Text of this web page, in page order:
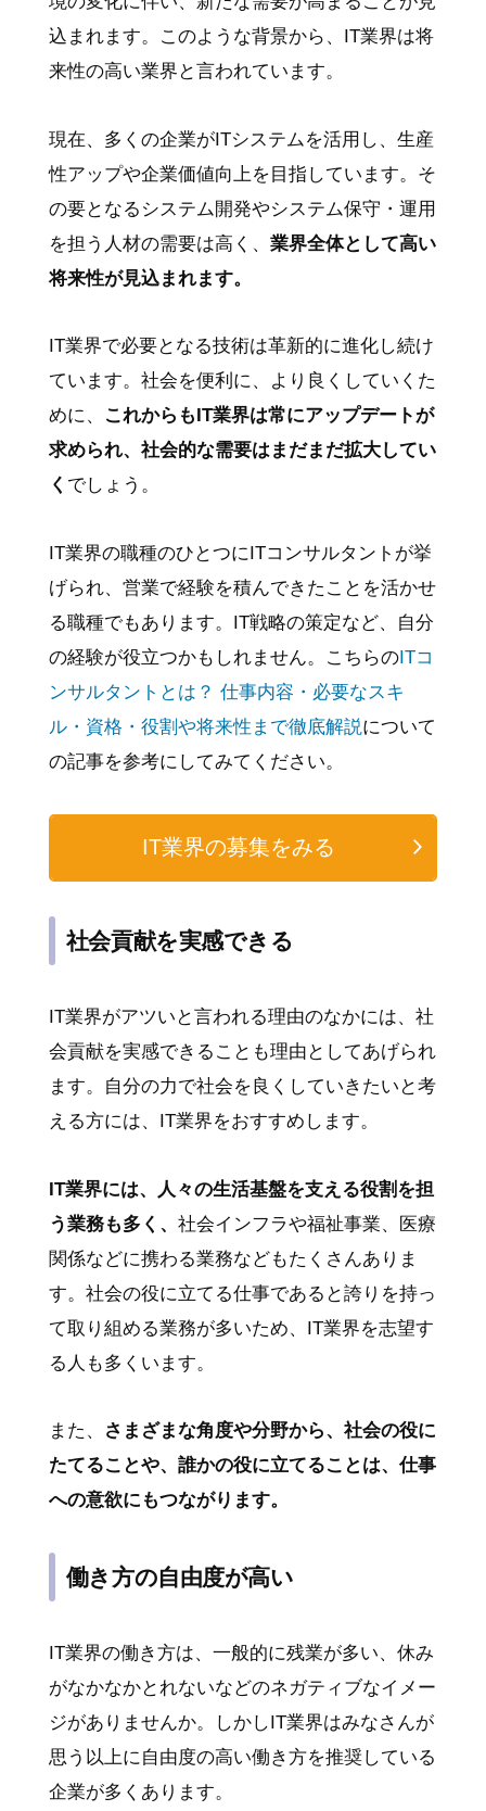
込まれます。このような背景から、IT業界は将
来性の高い業界と言われています。
現在、多くの企業がITシステムを活用し、生産
性アップや企業価値向上を目指しています。そ
の要となるシステム開発やシステム保守・運用
を担う人材の需要は高く、 業界全体として高い
将来性が見込まれます。
IT業界で必要となる技術は革新的に進化し続け
ています。社会を便利に、より良くしていくた
めに、
これからもIT業界は常にアップデートが
求められ、社会的な需要はまだまだ拡大してい
く でしょう。
IT業界の職種のひとつにITコンサルタントが挙
げられ、営業で経験を積んできたことを活かせ
る職種でもあります。IT戦略の策定など、自分
の経験が役立つかもしれません。こちらのITコ
ンサルタントとは？ 仕事内容・必要なスキ
ル・資格・役割や将来性まで徹底解説について
の記事を参考にしてみてください。
IT業界の募集をみる
社会貢献を実感できる
IT業界がアツいと言われる理由のなかには、社
会貢献を実感できることも理由としてあげられ
ます。自分の力で社会を良くしていきたいと考
える方には、IT業界をおすすめします。
IT業界には、人々の生活基盤を支える役割を担
う業務も多く、 社会インフラや福祉事業、医療
関係などに携わる業務などもたくさんありま
す。社会の役に立てる仕事であると誇りを持っ
て取り組める業務が多いため、IT業界を志望す
る人も多くいます。
また、
さまざまな角度や分野から、社会の役に
たてることや、誰かの役に立てることは、仕事
への意欲にもつながります。
働き方の自由度が高い
IT業界の働き方は、一般的に残業が多い、休み
がなかなかとれないなどのネガティブなイメー
ジがありませんか。しかしIT業界はみなさんが
思う以上に自由度の高い働き方を推奨している
企業が多くあります。